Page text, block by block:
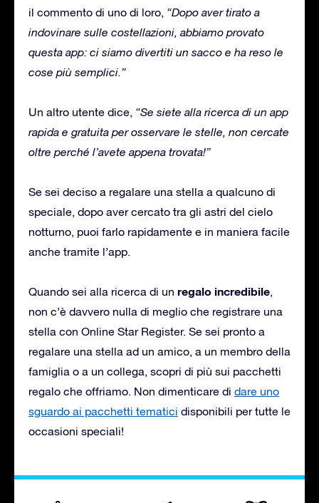
il commento di uno di loro, “Dopo aver tirato a
indovinare sulle costellazioni, abbiamo provato
questa app: ci siamo divertiti un sacco e ha reso le
cose più semplici.”
Un altro utente dice, “Se siete alla ricerca di un app
rapida e gratuita per osservare le stelle, non cercate
oltre perché l’avete appena trovata!”
Se sei deciso a regalare una stella a qualcuno di
speciale, dopo aver cercato tra gli astri del cielo
notturno, puoi farlo rapidamente e in maniera facile
anche tramite l’app.
Quando sei alla ricerca di un regalo incredibile,
non c’è davvero nulla di meglio che registrare una
stella con Online Star Register. Se sei pronto a
regalare una stella ad un amico, a un membro della
famiglia o a un collega, scopri di più sui pacchetti
regalo che offriamo. Non dimenticare di dare uno
sguardo ai pacchetti tematici disponibili per tutte le
occasioni speciali!